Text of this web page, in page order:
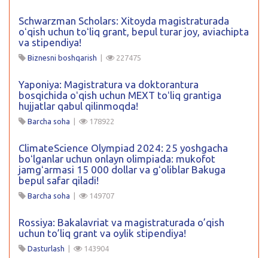
Schwarzman Scholars: Xitoyda magistraturada
oʻqish uchun toʻliq grant, bepul turar joy, aviachipta
va stipendiya!
Biznesni boshqarish | 227475
Yaponiya: Magistratura va doktorantura
bosqichida oʻqish uchun MEXT toʻliq grantiga
hujjatlar qabul qilinmoqda!
Barcha soha | 178922
ClimateScience Olympiad 2024: 25 yoshgacha
boʻlganlar uchun onlayn olimpiada: mukofot
jamgʻarmasi 15 000 dollar va gʻoliblar Bakuga
bepul safar qiladi!
Barcha soha | 149707
Rossiya: Bakalavriat va magistraturada o’qish
uchun to’liq grant va oylik stipendiya!
Dasturlash | 143904